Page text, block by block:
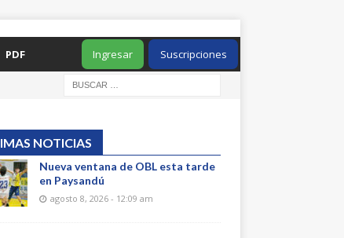
PDF Suscripciones
Ingresar
NOTICIAS
Nueva ventana de OBL esta tarde
en Paysandú
agosto 8, 2026 - 12:09 am